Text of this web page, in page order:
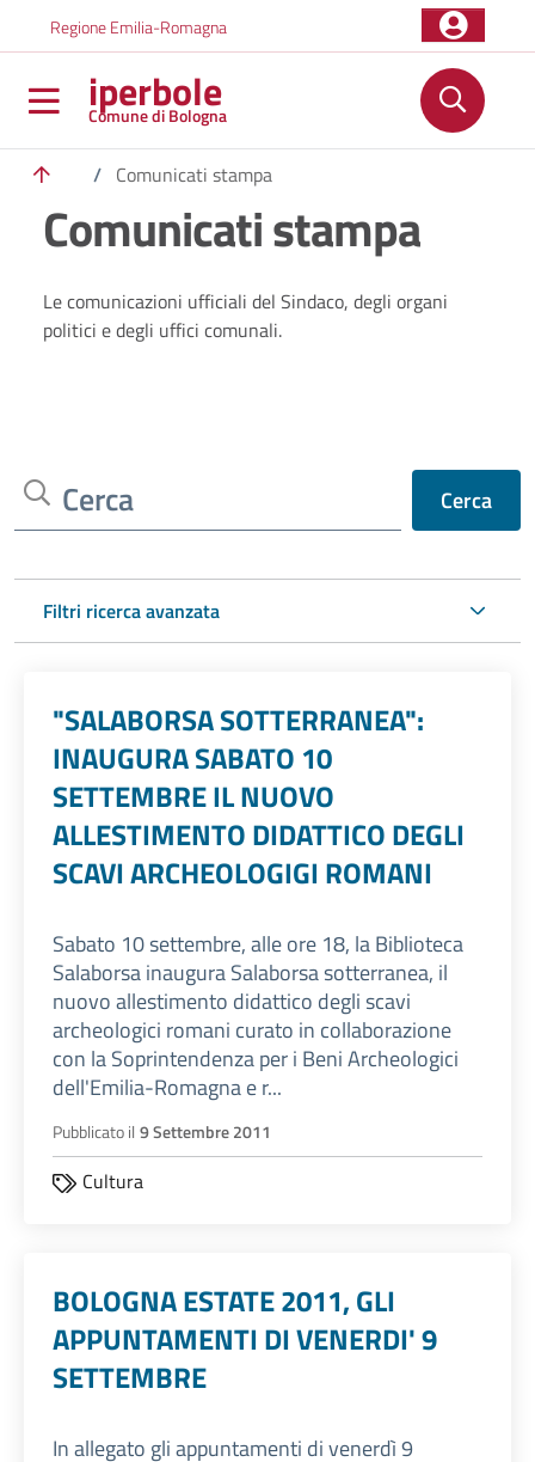
Regione Emilia-Romagna
iperbole
Comune di Bologna
/ Comunicati stampa
Comunicati stampa
Le comunicazioni ufficiali del Sindaco, degli organi
politici e degli uffici comunali.
Cerca Cerca
Filtri ricerca avanzata
"SALABORSA SOTTERRANEA":
INAUGURA SABATO 10
SETTEMBRE IL NUOVO
ALLESTIMENTO DIDATTICO DEGLI
SCAVI ARCHEOLOGIGI ROMANI
Sabato 10 settembre, alle ore 18, la Biblioteca
Salaborsa inaugura Salaborsa sotterranea, il
nuovo allestimento didattico degli scavi
archeologici romani curato in collaborazione
con la Soprintendenza per i Beni Archeologici
dell'Emilia-Romagna e r...
Pubblicato il 9 Settembre 2011
Cultura
BOLOGNA ESTATE 2011, GLI
APPUNTAMENTI DI VENERDI' 9
SETTEMBRE
In allegato gli appuntamenti di venerdì 9